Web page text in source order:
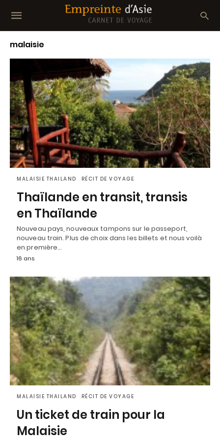
malaisie
MALAISIE THAILAND RÉCIT DE VOYAGE
Thaïlande en transit, transis
en Thaïlande
Nouveau pays, nouveaux tampons sur le passeport,
nouveau train. Plus de choix dans les billets et nous voilà
en première…
16 ans
MALAISIE THAILAND RÉCIT DE VOYAGE
Un ticket de train pour la
Malaisie